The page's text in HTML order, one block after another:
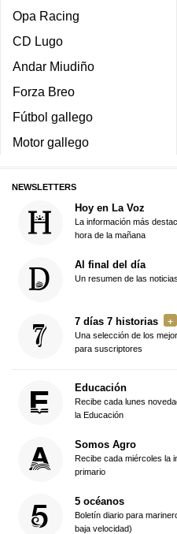
Opa Racing
CD Lugo
Andar Miudiño
Forza Breo
Fútbol gallego
Motor gallego
NEWSLETTERS
Hoy en La Voz
La información más
hora de la mañana
Al final del día
Un resumen de las
7 días 7 historias
Una selección de los
para suscriptores
Educación
Recibe cada lunes
la Educación
Somos Agro
Recibe cada miércoles la
primario
5 océanos
Boletín diario para
baja velocidad)